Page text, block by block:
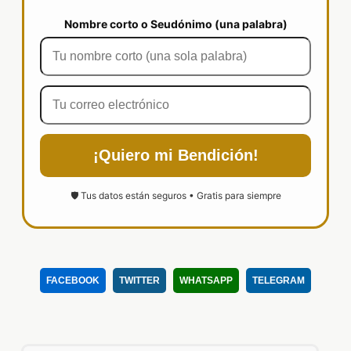
Nombre corto o Seudónimo (una palabra)
¡Quiero mi Bendición!
🛡️ Tus datos están seguros • Gratis para siempre
FACEBOOK TWITTER WHATSAPP TELEGRAM